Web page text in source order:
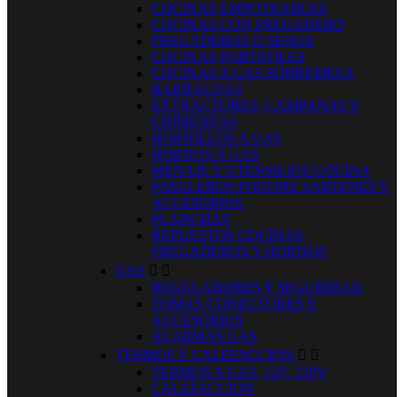
COCINAS EMPOTRABLES
COCINAS CON FREGADERO
FREGADEROS O SENOS
COCINAS PORTATILES
COCINAS A GAS SOBREMESA
BARBACOAS
EXTRACTORES, CAMPANAS Y
CHIMENEAS
HORNILLOS A GAS
HORNOS A GAS
MENAJE Y UTENSILIOS COCINA
PAELLEROS FOGONE SARTENES Y
ACCESORIOS
PLANCHAS
REPUESTOS COCINAS,
FREGADEROS Y HORNOS
GAS  
REGULADORES Y SEGURIDAD
TOMAS CONECTORES Y
ACCESORIOS
ALARMAS GAS
TERMOS Y CALEFACCION  
TERMOS A GAS, 12V, 220V
CALEFACCION